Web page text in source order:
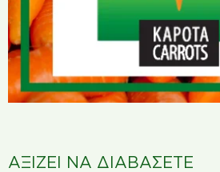
ΑΞΙΖΕΙ ΝΑ ΔΙΑΒΑΣΕΤΕ